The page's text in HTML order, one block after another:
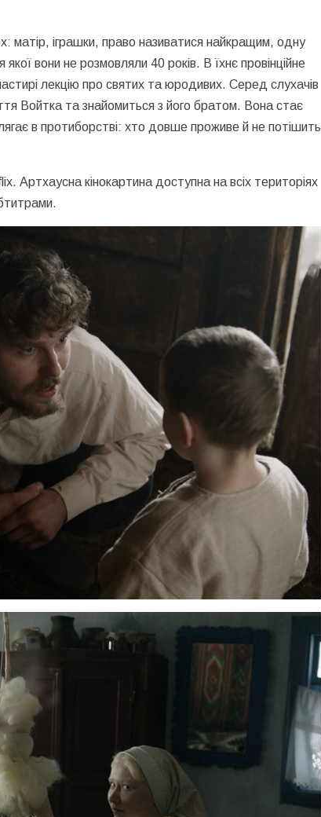
матір, іграшки, право називатися найкращим, одну
вони не розмовляли 40 років. В їхнє провінційне
лекцію про святих та юродивих. Серед слухачів
Войтка та знайомиться з його братом. Вона стає
в протиборстві: хто довше проживе й не потішить
Артхаусна кінокартина доступна на всіх територіях